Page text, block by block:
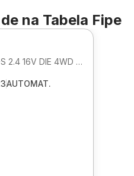
na Tabela Fipe
TRITON SPORT HPE-S 2.4 16V DIE 4WD AUTOMATICO
AUTOMAT.